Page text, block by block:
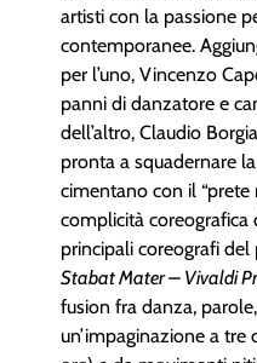
artisti con la passione
contemporanee.
per l’uno, Vincenzo
panni di danzatore e
dell’altro, Claudio
pronta a squadernare
cimentano con il “prete
complicità coreografica
principali coreografi
Stabat Mater – Vivaldi
fusion fra danza,
un’impaginazione a